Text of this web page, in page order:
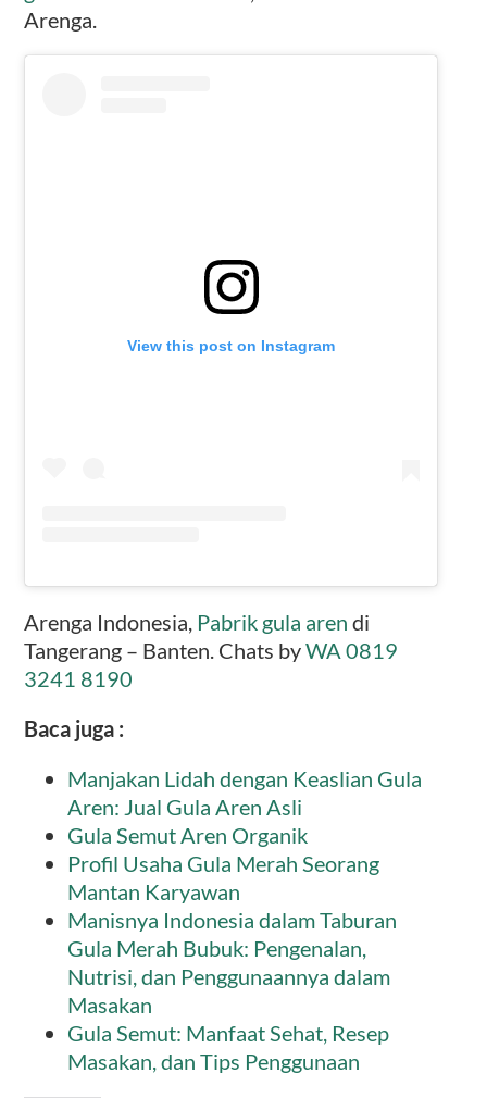
Arenga.
View this post on Instagram
Arenga Indonesia, Pabrik gula aren di
Tangerang – Banten. Chats byWA 0819
3241 8190
Baca juga :
Manjakan Lidah dengan Keaslian Gula
Aren: Jual Gula Aren Asli
Gula Semut Aren Organik
Profil Usaha Gula Merah Seorang
Mantan Karyawan
Manisnya Indonesia dalam Taburan
Gula Merah Bubuk: Pengenalan,
Nutrisi, dan Penggunaannya dalam
Masakan
Gula Semut: Manfaat Sehat, Resep
Masakan, dan Tips Penggunaan